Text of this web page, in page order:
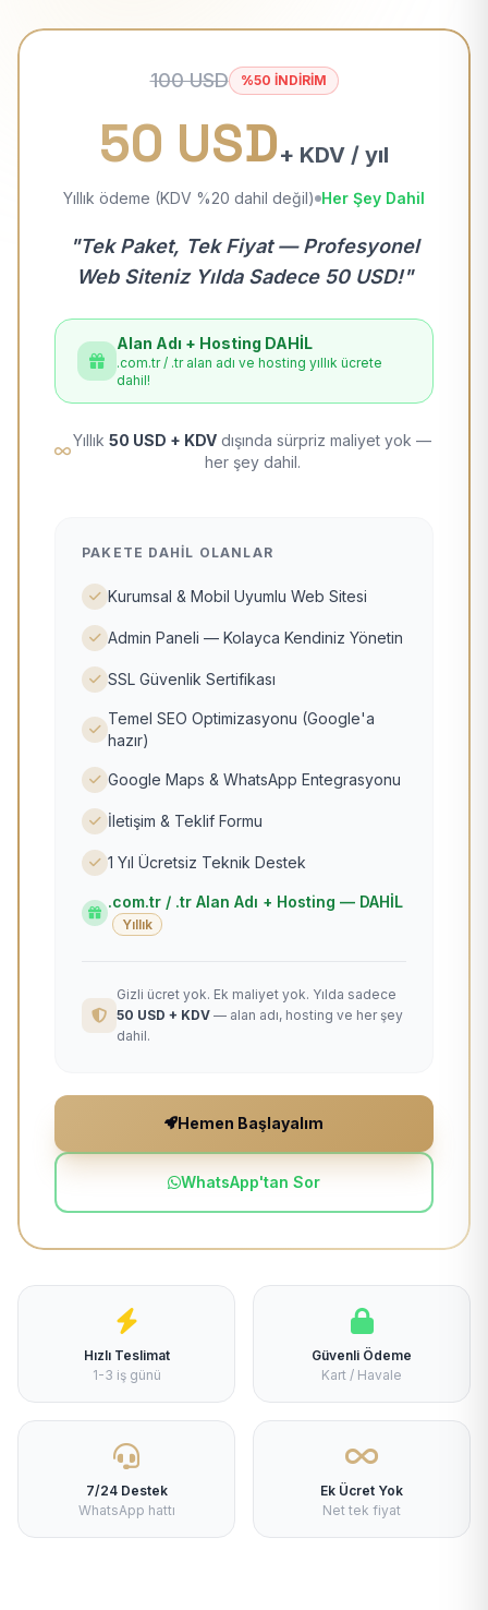
100 USD %50 İNDİRİM
50 USD+ KDV / yıl
Yıllık ödeme (KDV %20 dahil değil) Her Şey Dahil
"Tek Paket, Tek Fiyat — Profesyonel
Web Siteniz Yılda Sadece 50 USD!"
Alan Adı + Hosting DAHİL
.com.tr / .tr alan adı ve hosting yıllık ücrete
dahil!
Yıllık 50 USD + KDV dışında sürpriz maliyet yok —
her şey dahil.
PAKETE DAHIL OLANLAR
Kurumsal & Mobil Uyumlu Web Sitesi
Admin Paneli — Kolayca Kendiniz Yönetin
SSL Güvenlik Sertifikası
Temel SEO Optimizasyonu (Google'a
hazır)
Google Maps & WhatsApp Entegrasyonu
İletişim & Teklif Formu
1 Yıl Ücretsiz Teknik Destek
.com.tr / .tr Alan Adı + Hosting — DAHİL
Yıllık
Gizli ücret yok. Ek maliyet yok. Yılda sadece
50 USD + KDV — alan adı, hosting ve her şey
dahil.
Hemen Başlayalım
WhatsApp'tan Sor
Hızlı Teslimat
1-3 iş günü
Güvenli Ödeme
Kart / Havale
7/24 Destek
WhatsApp hattı
Ek Ücret Yok
Net tek fiyat